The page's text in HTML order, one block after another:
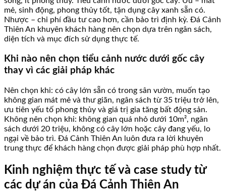
mẻ, sinh động, phong thủy tốt, tận dụng cây xanh sẵn có.
Nhược – chi phí đầu tư cao hơn, cần bảo trì định kỳ. Đá Cảnh
Thiên An khuyên khách hàng nên chọn dựa trên ngân sách,
diện tích và mục đích sử dụng thực tế.
Khi nào nên chọn tiểu cảnh nước dưới gốc cây
thay vì các giải pháp khác
Nên chọn khi: có cây lớn sẵn có trong sân vườn, muốn tạo
không gian mát mẻ và thư giãn, ngân sách từ 35 triệu trở lên,
ưu tiên yếu tố phong thủy và giá trị gia tăng bất động sản.
Không nên chọn khi: không gian quá nhỏ dưới 10m², ngân
sách dưới 20 triệu, không có cây lớn hoặc cây đang yếu, lo
ngại về bảo trì. Đá Cảnh Thiên An luôn đưa ra lời khuyên
trung thực để khách hàng chọn được giải pháp phù hợp nhất.
Kinh nghiệm thực tế và case study từ
các dự án của Đá Cảnh Thiên An